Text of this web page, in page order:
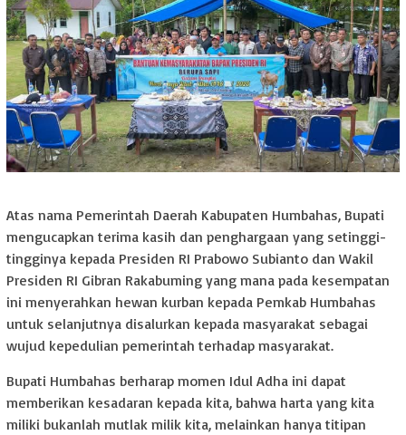
Atas nama Pemerintah Daerah Kabupaten Humbahas, Bupati
mengucapkan terima kasih dan penghargaan yang setinggi-
tingginya kepada Presiden RI Prabowo Subianto dan Wakil
Presiden RI Gibran Rakabuming yang mana pada kesempatan
ini menyerahkan hewan kurban kepada Pemkab Humbahas
untuk selanjutnya disalurkan kepada masyarakat sebagai
wujud kepedulian pemerintah terhadap masyarakat.
Bupati Humbahas berharap momen Idul Adha ini dapat
memberikan kesadaran kepada kita, bahwa harta yang kita
miliki bukanlah mutlak milik kita, melainkan hanya titipan